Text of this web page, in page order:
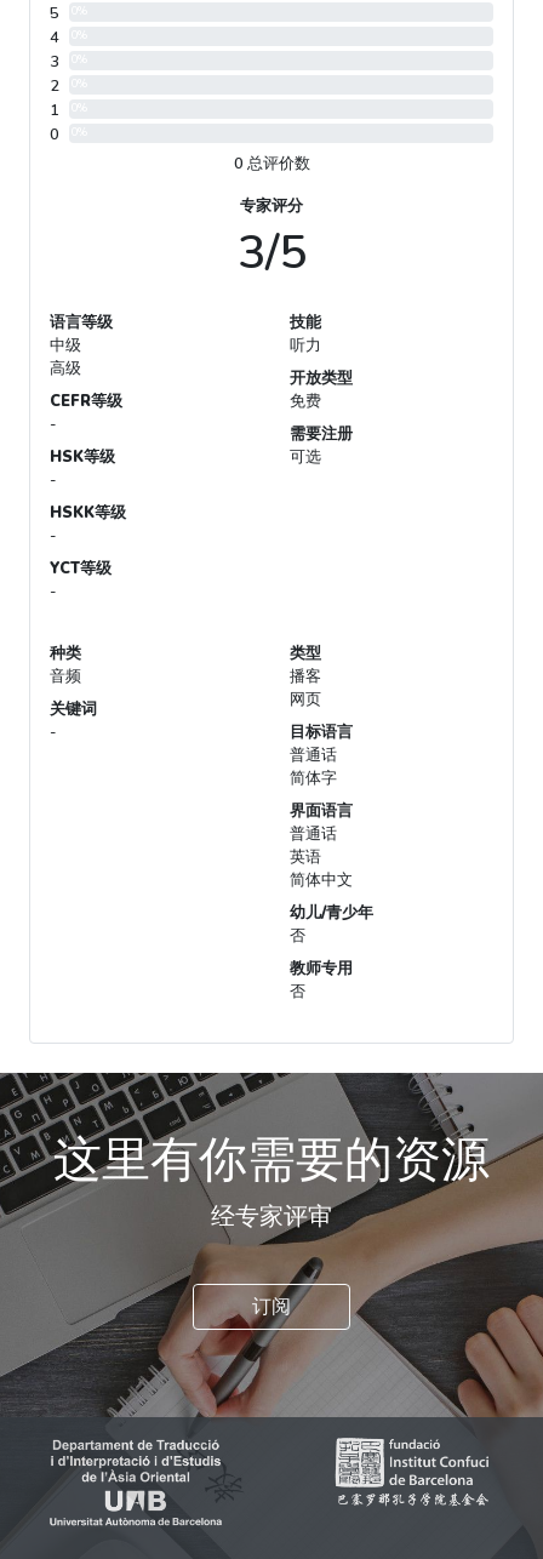
5
4
3
2
1
0
0 总评价数
专家评分
3/5
语言等级
中级
高级
CEFR等级
-
HSK等级
-
HSKK等级
-
YCT等级
-
技能
听力
开放类型
免费
需要注册
可选
种类
音频
关键词
-
类型
播客
网页
目标语言
普通话
简体字
界面语言
普通话
英语
简体中文
幼儿/青少年
否
教师专用
否
这里有你需要的资源
经专家评审
订阅